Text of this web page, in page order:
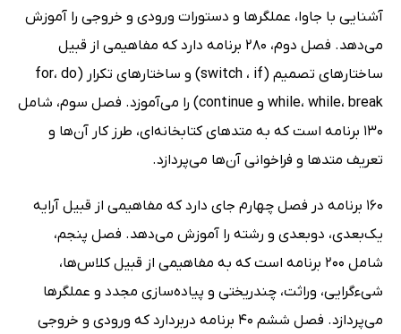
آشنایی با جاوا، عملگرها و دستورات ورودی و خروجی را آموزش
می‌دهد. فصل دوم، 280 برنامه دارد که مفاهیمی از قبیل
ساختارهای تصمیم (switch ، if) و ساختارهای تکرار (for، do
while، while، break و continue) را می‌آموزد. فصل سوم، شامل
130 برنامه است که به متدهای کتابخانه‌ای، طرز کار آن‌ها و
تعریف متدها و فراخوانی آن‌ها می‌پردازد.
160 برنامه در فصل چهارم جای دارد که مفاهیمی از قبیل آرایه
یک‌بعدی، دوبعدی و رشته را آموزش می‌دهد. فصل پنجم،
شامل 200 برنامه است که به مفاهیمی از قبیل کلاس‌ها،
شی‌ءگرایی، وراثت، چندریختی و پیاده‌سازی مجدد و عملگرها
می‌پردازد. فصل ششم 40 برنامه دربردارد که ورودی و خروجی